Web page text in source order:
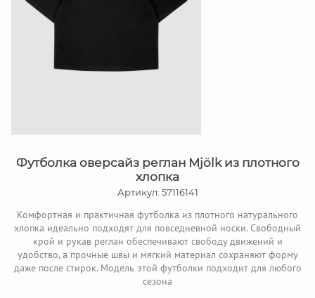
Футболка оверсайз реглан Mjölk из плотного
хлопка
Артикул: 57116141
Комфортная и практичная футболка из плотного натурального
хлопка идеально подходят для повседневной носки. Свободный
крой и рукав реглан обеспечивают свободу движений и
удобство, а прочные швы и мягкий материал сохраняют форму
даже после стирок. Модель этой футболки подходит для любого
сезона